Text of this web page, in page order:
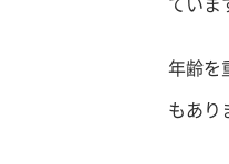
年齢を
もあり